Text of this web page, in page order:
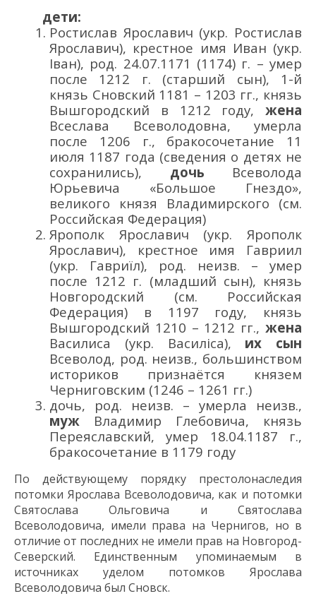
дети:
Ростислав Ярославич (укр. Ростислав
Ярославич), крестное имя Иван (укр.
Іван), род. 24.07.1171 (1174) г. – умер
после 1212 г. (старший сын), 1-й
князь Сновский 1181 – 1203 гг., князь
Вышгородский в 1212 году, жена
Всеслава Всеволодовна, умерла
после 1206 г., бракосочетание 11
июля 1187 года (сведения о детях не
сохранились), дочь Всеволода
Юрьевича «Большое Гнездо»,
великого князя Владимирского (см.
Российская Федерация)
Ярополк Ярославич (укр. Ярополк
Ярославич), крестное имя Гавриил
(укр. Гавриїл), род. неизв. – умер
после 1212 г. (младший сын), князь
Новгородский (см. Российская
Федерация) в 1197 году, князь
Вышгородский 1210 – 1212 гг., жена
Василиса (укр. Василіса), их сын
Всеволод, род. неизв., большинством
историков признаётся князем
Черниговским (1246 – 1261 гг.)
дочь, род. неизв. – умерла неизв.,
муж Владимир Глебовича, князь
Переяславский, умер 18.04.1187 г.,
бракосочетание в 1179 году
По действующему порядку престолонаследия
потомки Ярослава Всеволодовича, как и потомки
Святослава Ольговича и Святослава
Всеволодовича, имели права на Чернигов, но в
отличие от последних не имели прав на Новгород-
Северский. Единственным упоминаемым в
источниках уделом потомков Ярослава
Всеволодовича был Сновск.